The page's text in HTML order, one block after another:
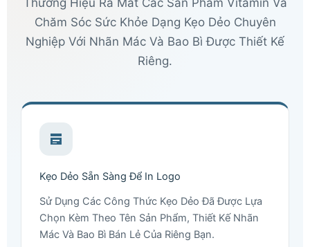
Thương Hiệu Ra Mắt Các Sản Phẩm Vitamin Và
Chăm Sóc Sức Khỏe Dạng Kẹo Dẻo Chuyên
Nghiệp Với Nhãn Mác Và Bao Bì Được Thiết Kế
Riêng.
Kẹo Dẻo Sẵn Sàng Để In Logo
Sử Dụng Các Công Thức Kẹo Dẻo Đã Được Lựa
Chọn Kèm Theo Tên Sản Phẩm, Thiết Kế Nhãn
Mác Và Bao Bì Bán Lẻ Của Riêng Bạn.